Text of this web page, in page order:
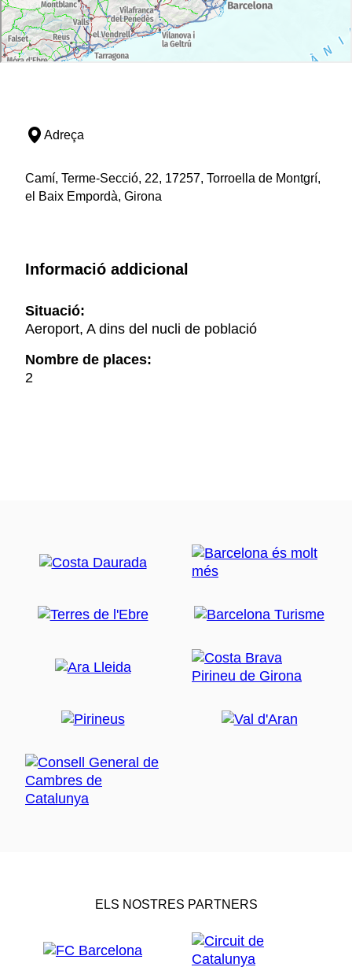
Adreça
Camí, Terme-Secció, 22, 17257, Torroella de Montgrí,
el Baix Empordà, Girona
Informació addicional
Situació:
Aeroport, A dins del nucli de població
Nombre de places:
2
ELS NOSTRES PARTNERS